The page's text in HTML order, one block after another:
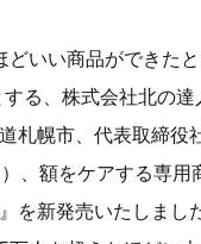
いい商品ができた
する、株式会社北の
札幌市、代表取締役
、額をケアする専用
を新発売いたしまし